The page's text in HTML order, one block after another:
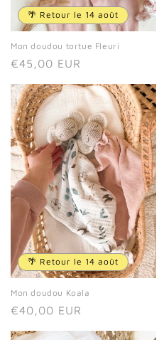
🌴 Retour le 14 août
Mon doudou tortue Fleuri
Prix
€45,00 EUR
🌴 Retour le 14 août
Mon doudou Koala
Prix
€40,00 EUR